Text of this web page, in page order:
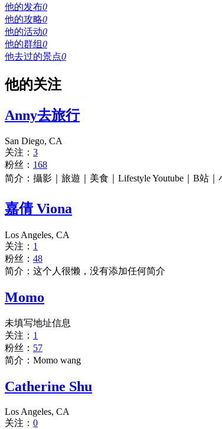
他的发布0
他的攻略0
他的活动0
他的群组0
他去过的景点0
他的关注
Anny去旅行
San Diego, CA
关注： 3
粉丝： 168
简介：攝影｜旅遊｜美食｜Lifestyle Youtube｜B站
嘉倩 Viona
Los Angeles, CA
关注： 1
粉丝： 48
简介：这个人很懒，没有添加任何简介
Momo
未填写地址信息
关注： 1
粉丝： 57
简介：Momo wang
Catherine Shu
Los Angeles, CA
关注： 0